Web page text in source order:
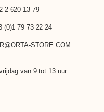
2 620 13 79
(0)1 79 73 22 24
STORE.COM
van 9 tot 13 uur